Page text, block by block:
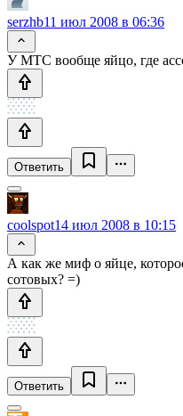
serzhb11 июл 2008 в 06:36
У МТС вообще яйцо, где
Ответить
coolspot14 июл 2008 в 10:15
А как же миф о яйце,
сотовых? =)
Ответить